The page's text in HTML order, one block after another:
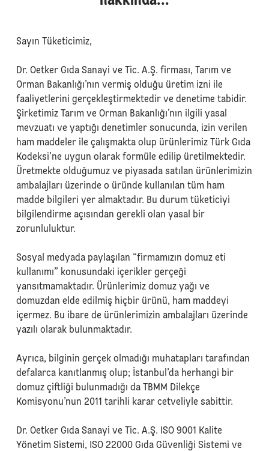
Sayın Tüketicimiz,
Dr. Oetker Gıda Sanayi ve Tic. A.Ş. firması, Tarım ve
Orman Bakanlığı’nın vermiş olduğu üretim izni ile
faaliyetlerini gerçekleştirmektedir ve denetime tabidir.
Şirketimiz Tarım ve Orman Bakanlığı’nın ilgili yasal
mevzuatı ve yaptığı denetimler sonucunda, izin verilen
ham maddeler ile çalışmakta olup ürünlerimiz Türk Gıda
Kodeksi'ne uygun olarak formüle edilip üretilmektedir.
Üretmekte olduğumuz ve piyasada satılan ürünlerimizin
ambalajları üzerinde o üründe kullanılan tüm ham
madde bilgileri yer almaktadır. Bu durum tüketiciyi
bilgilendirme açısından gerekli olan yasal bir
zorunluluktur.
Sosyal medyada paylaşılan “firmamızın domuz eti
kullanımı” konusundaki içerikler gerçeği
yansıtmamaktadır. Ürünlerimiz domuz yağı ve
domuzdan elde edilmiş hiçbir ürünü, ham maddeyi
içermez. Bu ibare de ürünlerimizin ambalajları üzerinde
yazılı olarak bulunmaktadır.
Ayrıca, bilginin gerçek olmadığı muhatapları tarafından
defalarca kanıtlanmış olup; İstanbul’da herhangi bir
domuz çiftliği bulunmadığı da TBMM Dilekçe
Komisyonu’nun 2011 tarihli karar cetveliyle sabittir.
Dr. Oetker Gıda Sanayi ve Tic. A.Ş. ISO 9001 Kalite
Yönetim Sistemi, ISO 22000 Gıda Güvenliği Sistemi ve